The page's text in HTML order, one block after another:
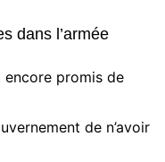
dans l’armée
encore promis de
de n’avoir